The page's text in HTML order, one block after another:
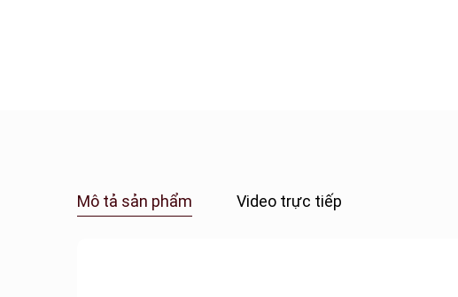
Mô tả sản phẩm Video trực tiếp